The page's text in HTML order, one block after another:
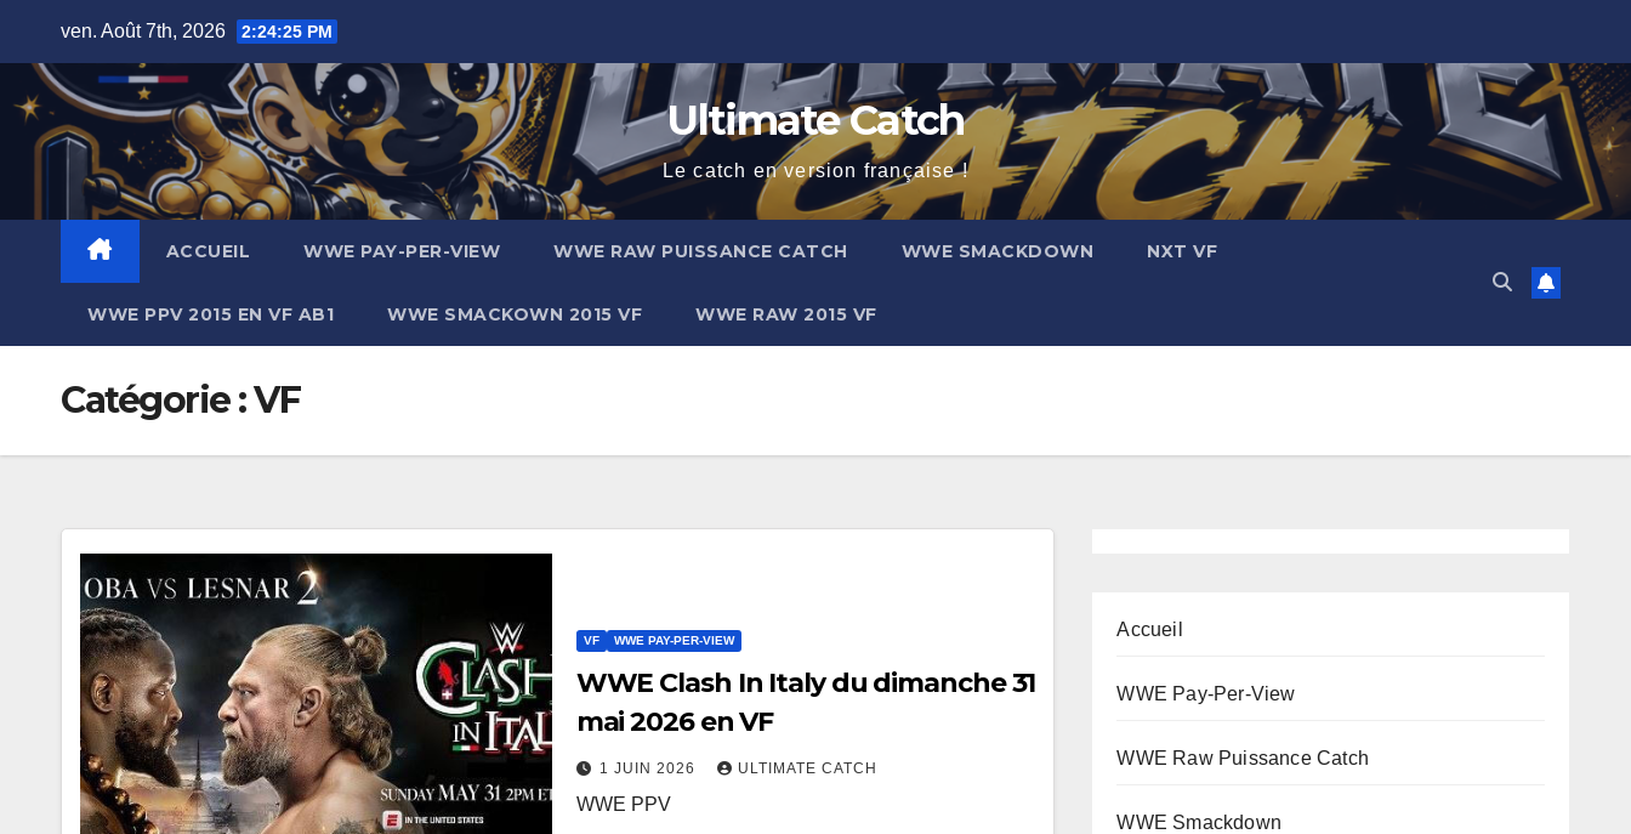
content
ven. Août 7th, 2026 2:24:27 PM
Ultimate Catch
Le catch en version française !
ACCUEIL WWE PAY-PER-VIEW WWE RAW PUISSANCE CATCH WWE SMACKDOWN NXT VF
WWE PPV 2015 EN VF AB1 WWE SMACKOWN 2015 VF WWE RAW 2015 VF
Catégorie :VF
VF WWE PAY-PER-VIEW
WWE Clash In Italy du dimanche 31
mai 2026 en VF
1 JUIN 2026 ULTIMATE CATCH
WWE PPV
Accueil
WWE Pay-Per-View
WWE Raw Puissance Catch
WWE Smackdown